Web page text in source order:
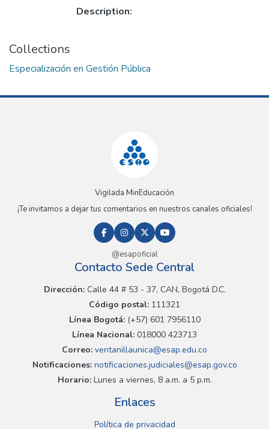
Description:
Collections
Especialización en Gestión Pública
Vigilada MinEducación
¡Te invitamos a dejar tus comentarios en nuestros canales oficiales!
@esapoficial
Contacto Sede Central
Dirección:Calle 44 # 53 - 37, CAN, Bogotá D.C.
Código postal: 111321
Línea Bogotá:(+57) 601 7956110
Línea Nacional: 018000 423713
Correo: ventanillaunica@esap.edu.co
Notificaciones:notificaciones.judiciales@esap.gov.co
Horario:Lunes a viernes, 8 a.m. a 5 p.m.
Enlaces
Política de privacidad